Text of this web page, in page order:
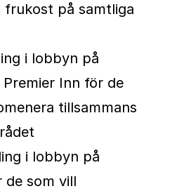
de höga krav som
Major. Banan tar
stadens mest
inklusive löpning
Bridge och
världsberömda
frukost på samtliga
i lobbyn på
Inn för de
tillsammans
i lobbyn på
de som vill